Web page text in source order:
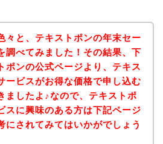
々と、テキストポンの年末セー
調べてみました！その結果、下
ポンの公式ページより、テキス
ービスがお得な価格で申し込む
ましたよ♪なので、テキストポ
スに興味のある方は下記ページ
にされてみてはいかがでしょう